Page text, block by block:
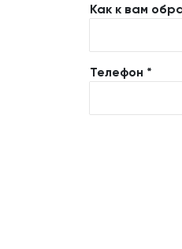
Как к вам
Телефон *